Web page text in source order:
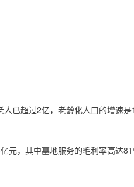
超过2亿，老龄化人口的增速是
，其中墓地服务的毛利率高达